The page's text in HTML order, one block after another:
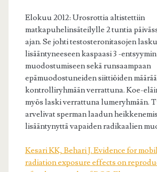
Elokuu 2012: Urosrottia altistettiin
matkapuhelinsäteilylle 2 tuntia
ajan. Se johti testosteronitasojen
lisääntyneeseen kaspaasi 3 -entsyymin
muodostumiseen sekä runsaampaan
epämuodostuneiden siittiöiden
kontrolliryhmään verrattuna. Koe-
myös laski verrattuna lumeryhmään.
arvelivat sperman laadun
lisääntynyttä vapaiden radikaalien
Kesari KK, Behari J. Evidence for
radiation exposure effects on